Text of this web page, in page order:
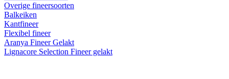
Overige fineersoorten
Balkeiken
Kantfineer
Flexibel fineer
Aranya Fineer Gelakt
Lignacore Selection Fineer gelakt